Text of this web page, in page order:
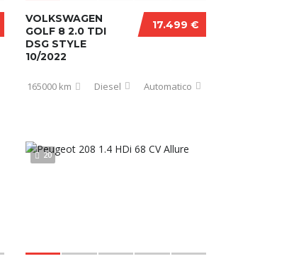
17.499 €
VOLKSWAGEN
GOLF 8 2.0 TDI
DSG STYLE
10/2022
165000 km Diesel Automatico
20